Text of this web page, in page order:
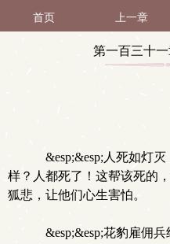
首页 上一章
第一百三十
&esp;&esp;人死如灯
样？人都死了！这帮该死的
狐悲，让他们心生害怕。
&esp;&esp;花豹雇佣